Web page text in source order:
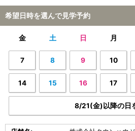
希望日時を選んで見学予約
金 土 日 月
7 8 9 10
14 15 16 17
8/21(金)以降の日